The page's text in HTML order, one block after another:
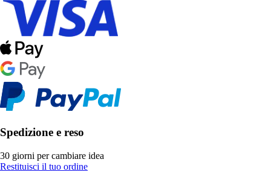
Spedizione e reso
30 giorni per cambiare idea
Restituisci il tuo ordine